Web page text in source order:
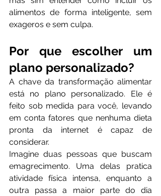
alimentos de forma inteligente, sem
exageros e sem culpa.
Por que escolher um
plano personalizado?
A chave da transformação alimentar
está no plano personalizado. Ele é
feito sob medida para você, levando
em conta fatores que nenhuma dieta
pronta da internet é capaz de
considerar.
Imagine duas pessoas que buscam
emagrecimento. Uma delas pratica
atividade física intensa, enquanto a
outra passa a maior parte do dia